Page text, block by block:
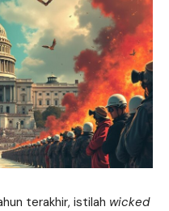
terakhir, istilah wicked